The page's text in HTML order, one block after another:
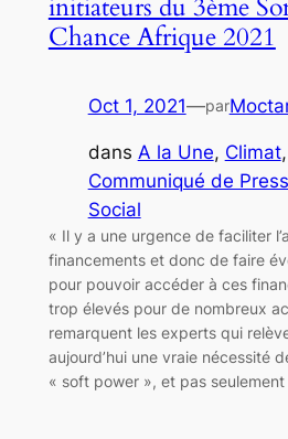
Chance Afrique 2021
Oct 1, 2021—par
dans A la Une, Climat
Communiqué de
Social
« Il y a une urgence de faciliter
financements et donc de faire
pour pouvoir accéder à ces
trop élevés pour de nombreux
remarquent les experts qui
aujourd’hui une vraie nécessité
« soft power », et pas